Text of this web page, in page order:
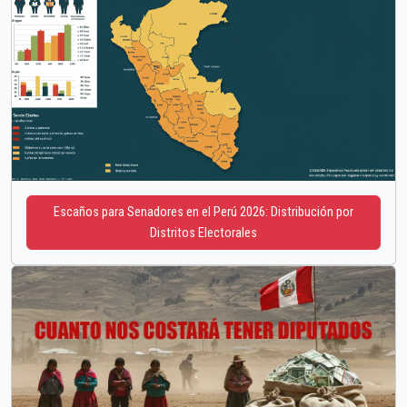
Escaños para Senadores en el Perú 2026: Distribución por
Distritos Electorales